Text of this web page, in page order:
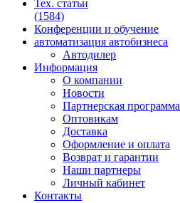
Тех. статьи
(1584)
Конференции и обучение
автоматизация автобизнеса
Автодилер
Информация
О компании
Новости
Партнерская программа
Оптовикам
Доставка
Оформление и оплата
Возврат и гарантии
Наши партнеры
Личный кабинет
Контакты